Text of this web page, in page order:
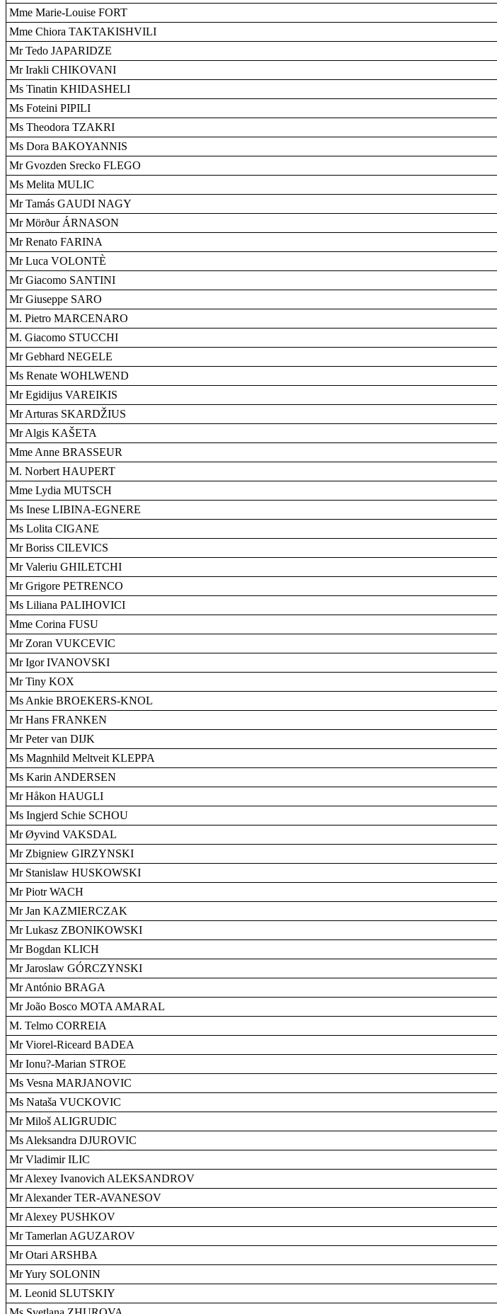
Mme Marie-Louise FORT
Mme Chiora TAKTAKISHVILI
Mr Tedo JAPARIDZE
Mr Irakli CHIKOVANI
Ms Tinatin KHIDASHELI
Ms Foteini PIPILI
Ms Theodora TZAKRI
Ms Dora BAKOYANNIS
Mr Gvozden Srecko FLEGO
Ms Melita MULIC
Mr Tamás GAUDI NAGY
Mr Mörður ÁRNASON
Mr Renato FARINA
Mr Luca VOLONTÈ
Mr Giacomo SANTINI
Mr Giuseppe SARO
M. Pietro MARCENARO
M. Giacomo STUCCHI
Mr Gebhard NEGELE
Ms Renate WOHLWEND
Mr Egidijus VAREIKIS
Mr Arturas SKARDŽIUS
Mr Algis KAŠETA
Mme Anne BRASSEUR
M. Norbert HAUPERT
Mme Lydia MUTSCH
Ms Inese LIBINA-EGNERE
Ms Lolita CIGANE
Mr Boriss CILEVICS
Mr Valeriu GHILETCHI
Mr Grigore PETRENCO
Ms Liliana PALIHOVICI
Mme Corina FUSU
Mr Zoran VUKCEVIC
Mr Igor IVANOVSKI
Mr Tiny KOX
Ms Ankie BROEKERS-KNOL
Mr Hans FRANKEN
Mr Peter van DIJK
Ms Magnhild Meltveit KLEPPA
Ms Karin ANDERSEN
Mr Håkon HAUGLI
Ms Ingjerd Schie SCHOU
Mr Øyvind VAKSDAL
Mr Zbigniew GIRZYNSKI
Mr Stanislaw HUSKOWSKI
Mr Piotr WACH
Mr Jan KAZMIERCZAK
Mr Lukasz ZBONIKOWSKI
Mr Bogdan KLICH
Mr Jaroslaw GÓRCZYNSKI
Mr António BRAGA
Mr João Bosco MOTA AMARAL
M. Telmo CORREIA
Mr Viorel-Riceard BADEA
Mr Ionu?-Marian STROE
Ms Vesna MARJANOVIC
Ms Nataša VUCKOVIC
Mr Miloš ALIGRUDIC
Ms Aleksandra DJUROVIC
Mr Vladimir ILIC
Mr Alexey Ivanovich ALEKSANDROV
Mr Alexander TER-AVANESOV
Mr Alexey PUSHKOV
Mr Tamerlan AGUZAROV
Mr Otari ARSHBA
Mr Yury SOLONIN
M. Leonid SLUTSKIY